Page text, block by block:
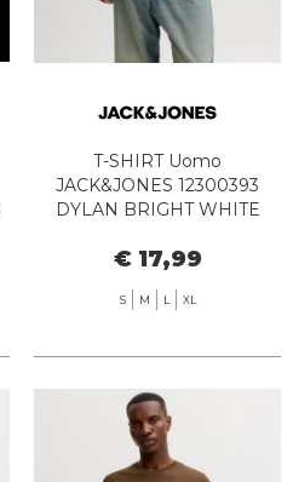
T-SHIRT Uomo
JACK&JONES 12300393
DYLAN BRIGHT WHITE
€ 17,99
S M L XL